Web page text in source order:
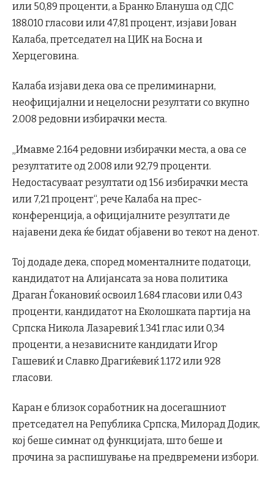
или 50,89 проценти, а Бранко Блануша од СДС
188.010 гласови или 47,81 процент, изјави Јован
Калаба, претседател на ЦИК на Босна и
Херцеговина.
Калаба изјави дека ова се прелиминарни,
неофицијални и нецелосни резултати со вкупно
2.008 редовни избирачки места.
„Имавме 2.164 редовни избирачки места, а ова се
резултатите од 2.008 или 92,79 проценти.
Недостасуваат резултати од 156 избирачки места
или 7,21 процент“, рече Калаба на прес-
конференција, а официјалните резултати де
најавени дека ќе бидат објавени во текот на денот.
Тој додаде дека, според моменталните податоци,
кандидатот на Алијансата за нова политика
Драган Ѓокановиќ освоил 1.684 гласови или 0,43
проценти, кандидатот на Еколошката партија на
Српска Никола Лазаревиќ 1.341 глас или 0,34
проценти, а независните кандидати Игор
Гашевиќ и Славко Драгиќевиќ 1.172 или 928
гласови.
Каран е близок соработник на досегашниот
претседател на Република Српска, Милорад Додик,
кој беше симнат од функцијата, што беше и
прочина за распишување на предвремени избори.